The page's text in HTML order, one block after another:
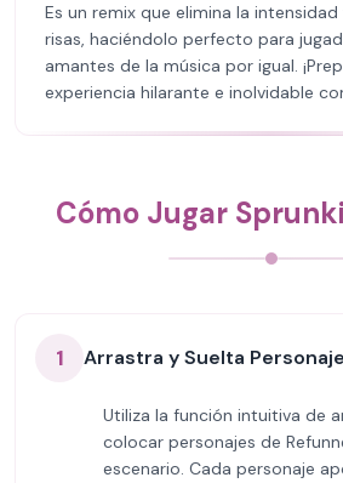
Es un remix que elimina la
risas, haciéndolo perfecto para
amantes de la música por igual.
experiencia hilarante e inolvidable
Cómo Jugar
1 Arrastra y Suelta
Utiliza la función intuitiva de
colocar personajes de
escenario. Cada personaje